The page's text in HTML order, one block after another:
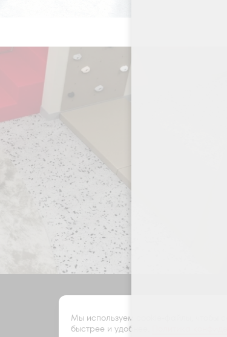
Мы используем cookie-файлы, чтобы
быстрее и удобнее.